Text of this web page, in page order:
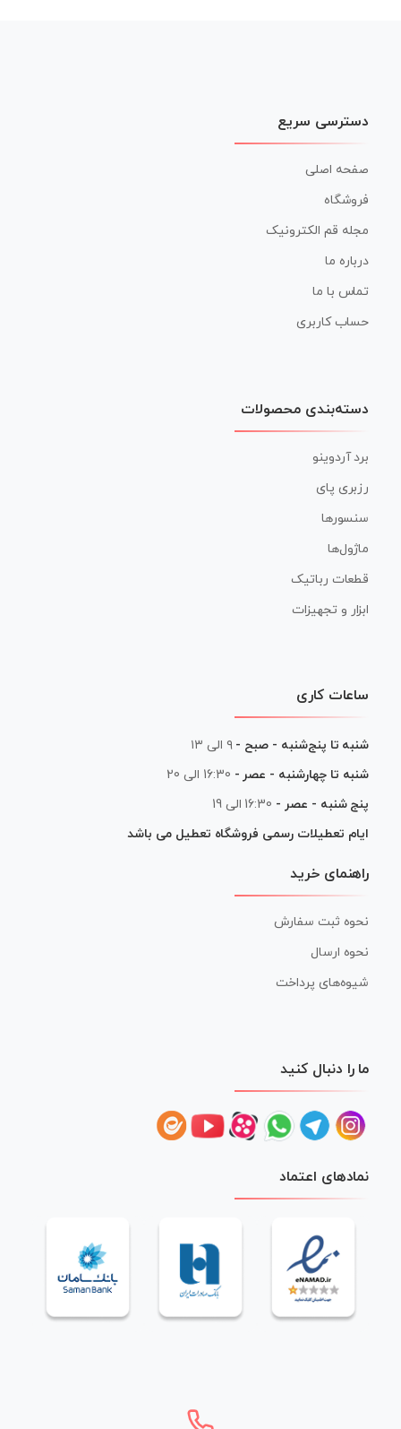
دسترسی سریع
صفحه اصلی
فروشگاه
مجله قم الکترونیک
درباره ما
تماس با ما
حساب کاربری
دسته‌بندی محصولات
برد آردوینو
رزبری پای
سنسورها
ماژول‌ها
قطعات رباتیک
ابزار و تجهیزات
ساعات کاری
شنبه تا پنج‌شنبه - صبح - ۹ الی ۱۳
شنبه تا چهارشنبه - عصر - 16:30 الی 20
پنج شنبه - عصر - 16:30 الی 19
ایام تعطیلات رسمی فروشگاه تعطیل می باشد
راهنمای خرید
نحوه ثبت سفارش
نحوه ارسال
شیوه‌های پرداخت
ما را دنبال کنید
نمادهای اعتماد